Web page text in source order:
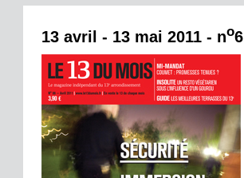
13 avril - 13 mai 2011 - no6